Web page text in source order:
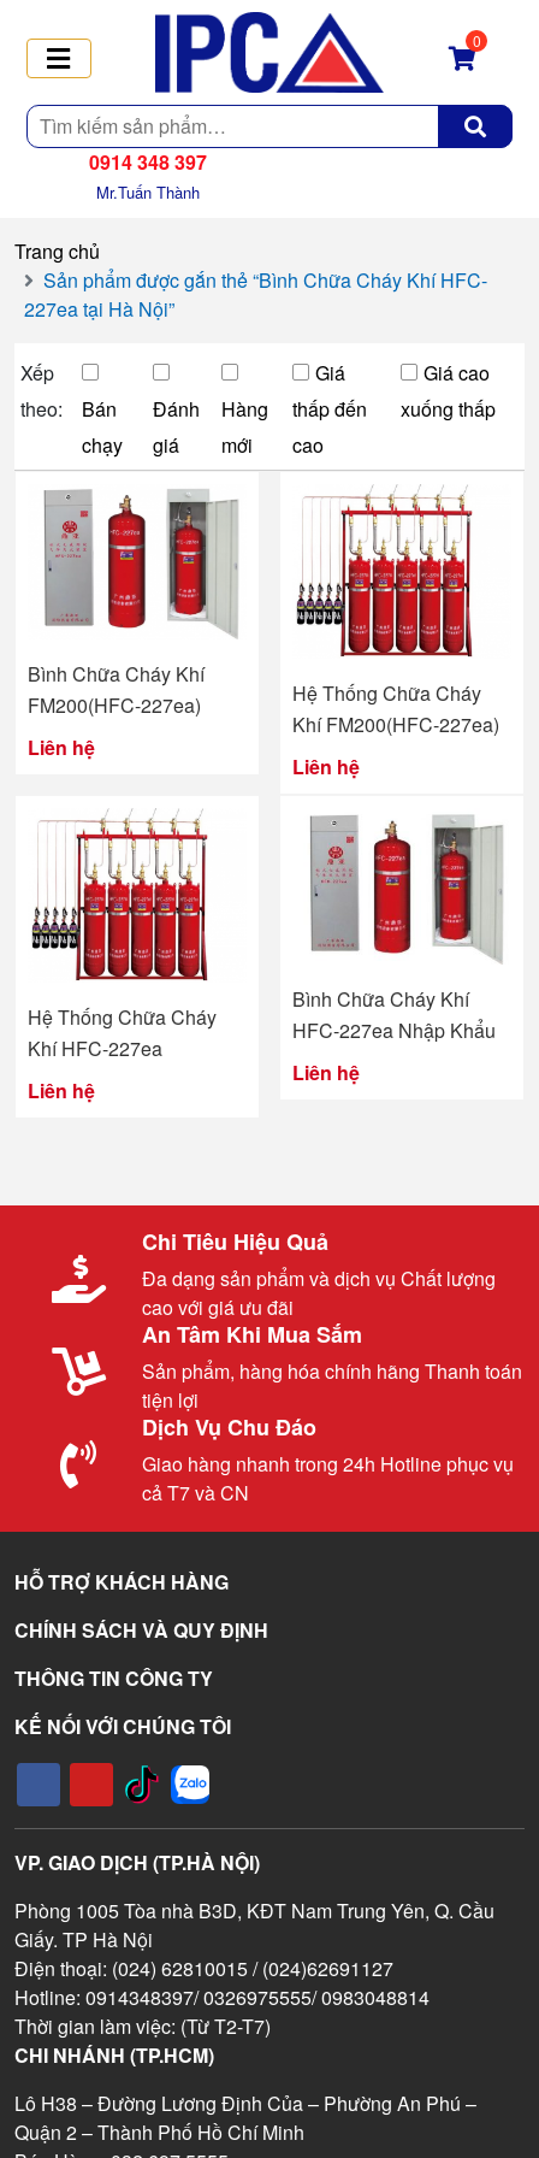
Tìm
kiếm
0
0914 348 397
Mr.Tuấn Thành
Trang chủ
Sản phẩm được gắn thẻ “Bình Chữa Cháy Khí HFC-
227ea tại Hà Nội”
Xếp
theo:
Bán
chạy
Đánh
giá
Hàng
mới
Giá
thấp đến
cao
Giá cao
xuống thấp
Bình Chữa Cháy Khí
FM200(HFC-227ea)
Liên hệ
Hệ Thống Chữa Cháy
Khí FM200(HFC-227ea)
Liên hệ
Hệ Thống Chữa Cháy
Khí HFC-227ea
Liên hệ
Bình Chữa Cháy Khí
HFC-227ea Nhập Khẩu
Liên hệ
Chi Tiêu Hiệu Quả
Đa dạng sản phẩm và dịch vụ Chất lượng
cao với giá ưu đãi
An Tâm Khi Mua Sắm
Sản phẩm, hàng hóa chính hãng Thanh toán
tiện lợi
Dịch Vụ Chu Đáo
Giao hàng nhanh trong 24h Hotline phục vụ
cả T7 và CN
HỖ TRỢ KHÁCH HÀNG
CHÍNH SÁCH VÀ QUY ĐỊNH
THÔNG TIN CÔNG TY
KẾ NỐI VỚI CHÚNG TÔI
VP. GIAO DỊCH (TP.HÀ NỘI)
Phòng 1005 Tòa nhà B3D, KĐT Nam Trung Yên, Q. Cầu
Giấy. TP Hà Nội
Điện thoại: (024) 62810015 / (024)62691127
Hotline: 0914348397/ 0326975555/ 0983048814
Thời gian làm việc: (Từ T2-T7)
CHI NHÁNH (TP.HCM)
Lô H38 – Đường Lương Định Của – Phường An Phú –
Quận 2 – Thành Phố Hồ Chí Minh